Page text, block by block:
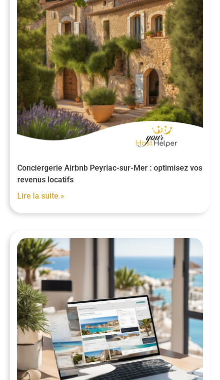
Conciergerie Airbnb Peyriac-sur-Mer : optimisez vos
revenus locatifs
Lire la suite »